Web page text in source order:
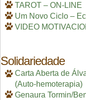
TAROT – ON-LINE
Um Novo Ciclo –
VIDEO
Solidariedade
Carta Aberta de
(Auto-hemoterapia)
Genaura Tormin/